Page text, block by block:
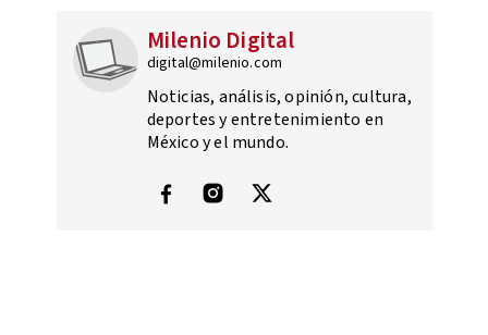
Milenio Digital
digital@milenio.com
Noticias, análisis, opinión, cultura,
deportes y entretenimiento en
México y el mundo.